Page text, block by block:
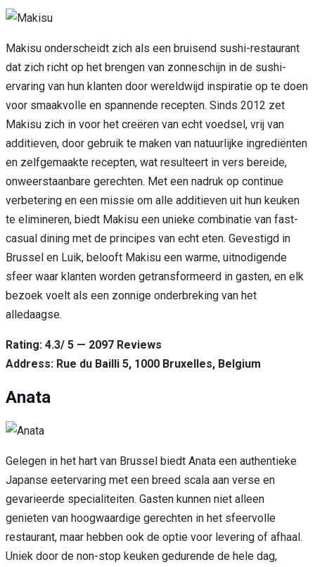
Makisu onderscheidt zich als een bruisend sushi-restaurant
dat zich richt op het brengen van zonneschijn in de sushi-
ervaring van hun klanten door wereldwijd inspiratie op te doen
voor smaakvolle en spannende recepten. Sinds 2012 zet
Makisu zich in voor het creëren van echt voedsel, vrij van
additieven, door gebruik te maken van natuurlijke ingrediënten
en zelfgemaakte recepten, wat resulteert in vers bereide,
onweerstaanbare gerechten. Met een nadruk op continue
verbetering en een missie om alle additieven uit hun keuken
te elimineren, biedt Makisu een unieke combinatie van fast-
casual dining met de principes van echt eten. Gevestigd in
Brussel en Luik, belooft Makisu een warme, uitnodigende
sfeer waar klanten worden getransformeerd in gasten, en elk
bezoek voelt als een zonnige onderbreking van het
alledaagse.
Rating: 4.3/ 5 — 2097 Reviews
Address: Rue du Bailli 5, 1000 Bruxelles, Belgium
Anata
Gelegen in het hart van Brussel biedt Anata een authentieke
Japanse eetervaring met een breed scala aan verse en
gevarieerde specialiteiten. Gasten kunnen niet alleen
genieten van hoogwaardige gerechten in het sfeervolle
restaurant, maar hebben ook de optie voor levering of afhaal.
Uniek door de non-stop keuken gedurende de hele dag,